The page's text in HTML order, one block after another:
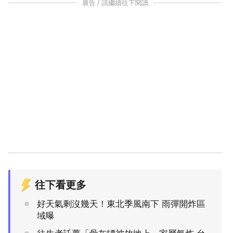
廣告 / 請繼續往下閱讀
往下看更多
好天氣剩沒幾天！東北季風南下 雨彈開炸區
域曝